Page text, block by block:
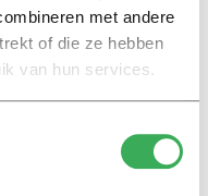
met andere
of die ze hebben
van hun services.
profileringsfonds
euro